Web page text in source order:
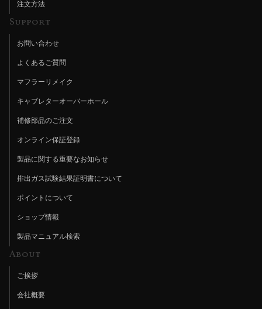
注文方法
Support
お問い合わせ
よくあるご質問
マフラーリメイク
キャブレターオーバーホール
補修部品のご注文
オンライン保証登録
製品に関する重要なお知らせ
排出ガス試験結果証明書について
ポイントについて
ショップ情報
製品マニュアル検索
About
ご挨拶
会社概要